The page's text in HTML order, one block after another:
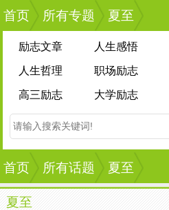
首页 所有专题 夏至
励志文章 人生感悟
人生哲理 职场励志
高三励志 大学励志
首页 所有话题 夏至
夏至